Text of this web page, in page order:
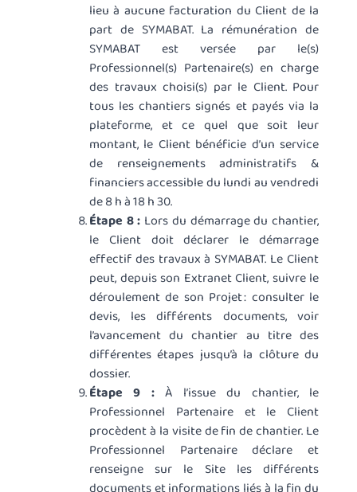
lieu à aucune facturation du Client de la
part de SYMABAT. La rémunération de
SYMABAT est versée par le(s)
Professionnel(s) Partenaire(s) en charge
des travaux choisi(s) par le Client. Pour
tous les chantiers signés et payés via la
plateforme, et ce quel que soit leur
montant, le Client bénéficie d’un service
de renseignements administratifs &
financiers accessible du lundi au vendredi
de 8 h à 18 h 30.
Étape 8 : Lors du démarrage du chantier,
le Client doit déclarer le démarrage
effectif des travaux à SYMABAT. Le Client
peut, depuis son Extranet Client, suivre le
déroulement de son Projet : consulter le
devis, les différents documents, voir
l’avancement du chantier au titre des
différentes étapes jusqu’à la clôture du
dossier.
Étape 9 :À l’issue du chantier, le
Professionnel Partenaire et le Client
procèdent à la visite de fin de chantier. Le
Professionnel Partenaire déclare et
renseigne sur le Site les différents